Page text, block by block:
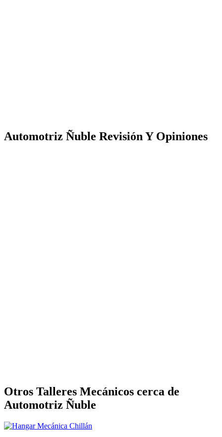
Automotriz Ñuble Revisión Y Opiniones
Otros Talleres Mecánicos cerca de
Automotriz Ñuble